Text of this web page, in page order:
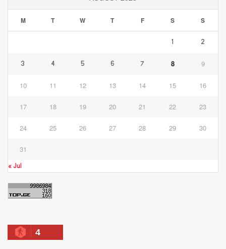
M T W T F S S
1 2
3 4 5 6 7 8 9
10 11 12 13 14 15 16
17 18 19 20 21 22 23
24 25 26 27 28 29 30
31
« Jul
4